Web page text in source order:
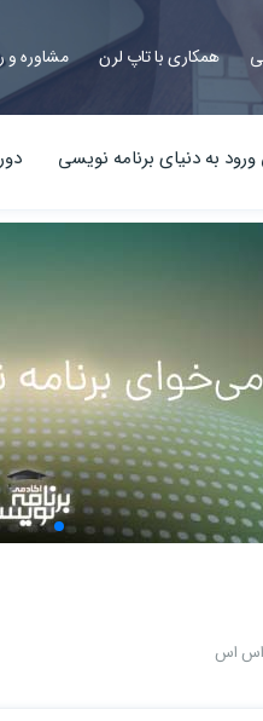
همکاری با تاپ لرن مشاوره و
به دنیای برنامه نویسی
اس اس